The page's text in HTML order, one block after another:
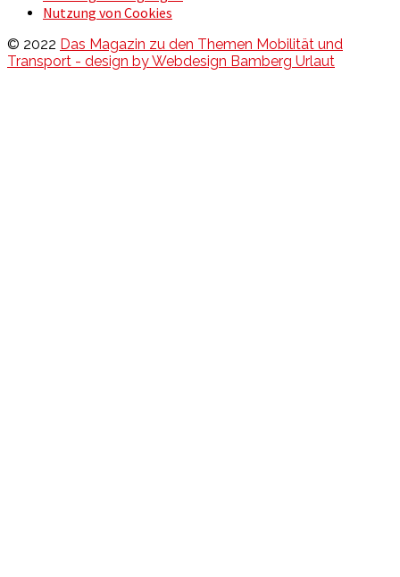
Nutzung von Cookies
© 2022 Das Magazin zu den Themen Mobilität und
Transport - design by Webdesign Bamberg Urlaut